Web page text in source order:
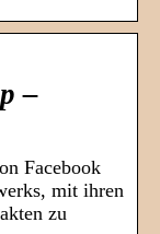
–
Facebook
mit ihren
zu